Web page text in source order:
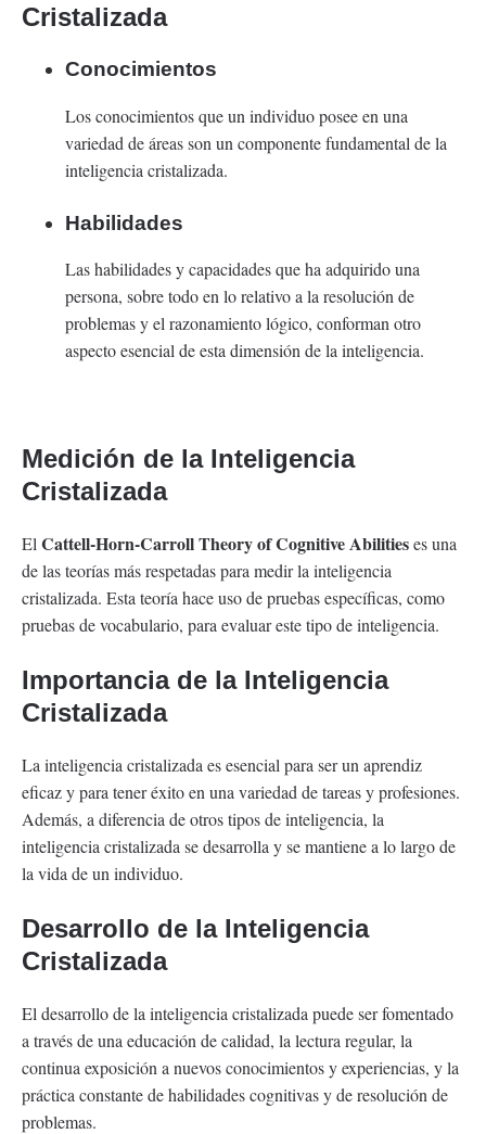
Cristalizada
Conocimientos
Los conocimientos que un individuo posee en una
variedad de áreas son un componente fundamental de la
inteligencia cristalizada.
Habilidades
Las habilidades y capacidades que ha adquirido una
persona, sobre todo en lo relativo a la resolución de
problemas y el razonamiento lógico, conforman otro
aspecto esencial de esta dimensión de la inteligencia.
Medición de la Inteligencia
Cristalizada
El Cattell-Horn-Carroll Theory of Cognitive Abilitieses una
de las teorías más respetadas para medir la inteligencia
cristalizada. Esta teoría hace uso de pruebas específicas, como
pruebas de vocabulario, para evaluar este tipo de inteligencia.
Importancia de la Inteligencia
Cristalizada
La inteligencia cristalizada es esencial para ser un aprendiz
eficaz y para tener éxito en una variedad de tareas y profesiones.
Además, a diferencia de otros tipos de inteligencia, la
inteligencia cristalizada se desarrolla y se mantiene a lo largo de
la vida de un individuo.
Desarrollo de la Inteligencia
Cristalizada
El desarrollo de la inteligencia cristalizada puede ser fomentado
a través de una educación de calidad, la lectura regular, la
continua exposición a nuevos conocimientos y experiencias, y la
práctica constante de habilidades cognitivas y de resolución de
problemas.